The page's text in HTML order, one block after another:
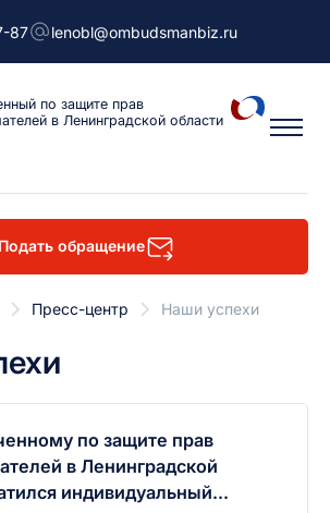
87 lenobl@ombudsmanbiz.ru
по защите прав
в Ленинградской области
Подать обращение
Пресс-центр Наши успехи
по защите прав
в Ленинградской
индивидуальный